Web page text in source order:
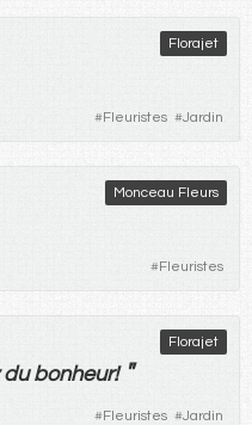
Florajet
#Fleuristes #Jardin
Monceau Fleurs
#Fleuristes
Florajet
du bonheur! "
#Fleuristes #Jardin